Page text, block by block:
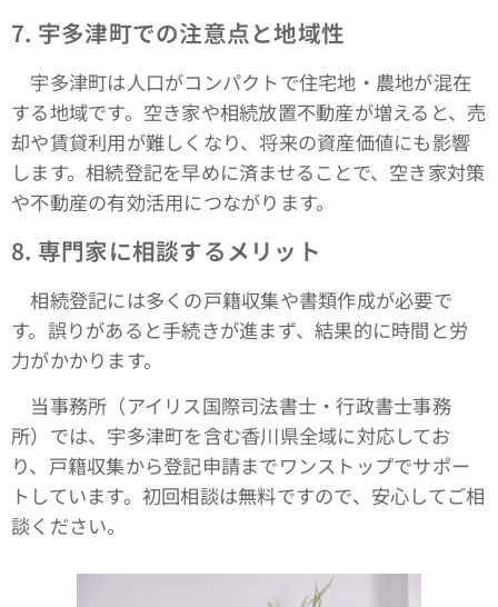
7. 宇多津町での注意点と地域性
宇多津町は人口がコンパクトで住宅地・農地が混在
する地域です。空き家や相続放置不動産が増えると、売
却や賃貸利用が難しくなり、将来の資産価値にも影響
します。相続登記を早めに済ませることで、空き家対策
や不動産の有効活用につながります。
8. 専門家に相談するメリット
相続登記には多くの戸籍収集や書類作成が必要で
す。誤りがあると手続きが進まず、結果的に時間と労
力がかかります。
当事務所（アイリス国際司法書士・行政書士事務
所）では、宇多津町を含む香川県全域に対応してお
り、戸籍収集から登記申請までワンストップでサポー
トしています。初回相談は無料ですので、安心してご相
談ください。